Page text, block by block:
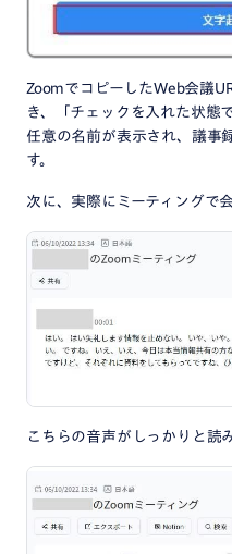
ZoomでコピーしたWeb会議
き、「チェックを入れた状態
任意の名前が表示され、議事
す。
次に、実際にミーティングで
こちらの音声がしっかりと読